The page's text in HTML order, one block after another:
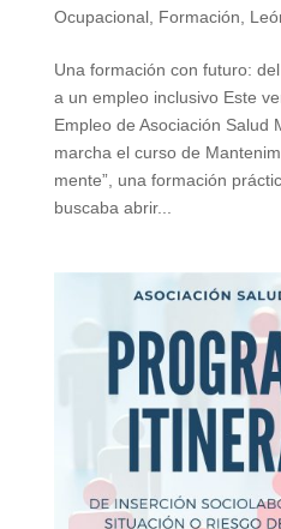
Ocupacional, Formación
Una formación con futuro:
a un empleo inclusivo Este
Empleo de Asociación Salud
marcha el curso de
mente”, una formación
buscaba abrir...